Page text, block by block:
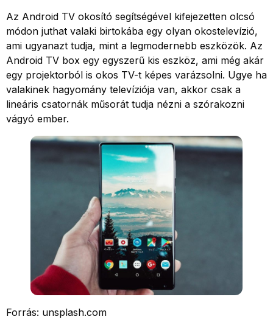
Az Android TV okosító segítségével kifejezetten olcsó
módon juthat valaki birtokába egy olyan okostelevízió,
ami ugyanazt tudja, mint a legmodernebb eszközök. Az
Android TV box egy egyszerű kis eszköz, ami még akár
egy projektorból is okos TV-t képes varázsolni. Ugye ha
valakinek hagyomány televíziója van, akkor csak a
lineáris csatornák műsorát tudja nézni a szórakozni
vágyó ember.
Forrás: unsplash.com